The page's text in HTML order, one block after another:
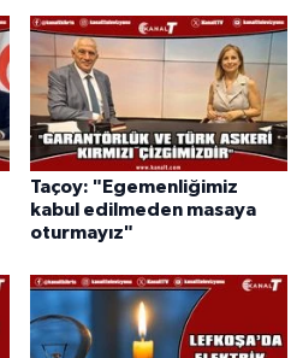
Taçoy: "Egemenliğimiz
kabul edilmeden masaya
oturmayız"